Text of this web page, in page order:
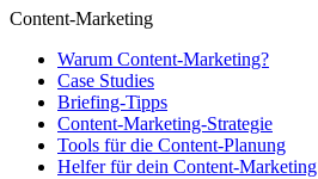
Content-Marketing
Warum Content-Marketing?
Case Studies
Briefing-Tipps
Content-Marketing-Strategie
Tools für die Content-Planung
Helfer für dein Content-Marketing